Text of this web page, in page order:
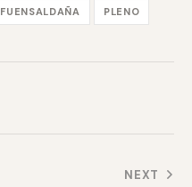
FUENSALDAÑA PLENO
NEXT